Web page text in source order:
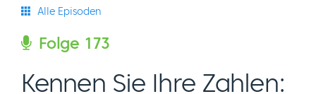
Alle Episoden
Folge 173
Kennen Sie Ihre Zahlen: